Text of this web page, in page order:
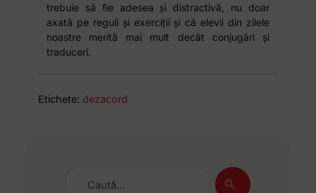
trebuie să fie adesea și distractivă, nu doar
axată pe reguli și exerciții și că elevii din zilele
noastre merită mai mult decât conjugări și
traduceri.
Etichete: dezacord